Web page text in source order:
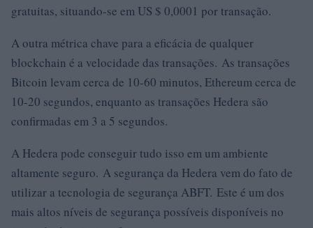
gratuitas, situando-se em US $ 0,0001 por transação.
A outra métrica chave para a eficácia de qualquer
blockchain é a velocidade das transações. As transações
Bitcoin levam cerca de 10-60 minutos, Ethereum cerca de
10-20 segundos, enquanto as transações Hedera são
confirmadas em 3 a 5 segundos.
A Hedera pode conseguir tudo isso em um ambiente
altamente seguro. A segurança da Hedera vem do fato de
utilizar a tecnologia de segurança ABFT. Este é um dos
mais altos níveis de segurança possíveis disponíveis no